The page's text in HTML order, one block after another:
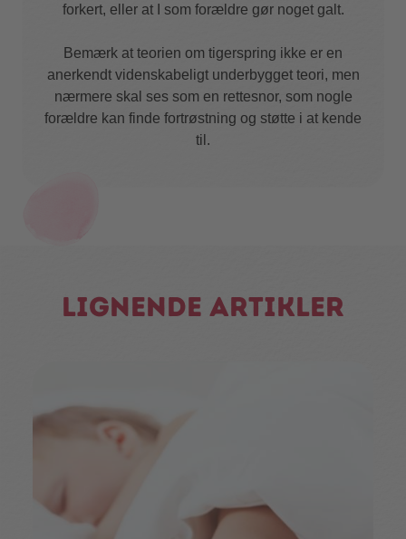
forkert, eller at I som forældre gør noget galt.
Bemærk at teorien om tigerspring ikke er en
anerkendt videnskabeligt underbygget teori, men
nærmere skal ses som en rettesnor, som nogle
forældre kan finde fortrøstning og støtte i at kende
til.
Lignende artikler